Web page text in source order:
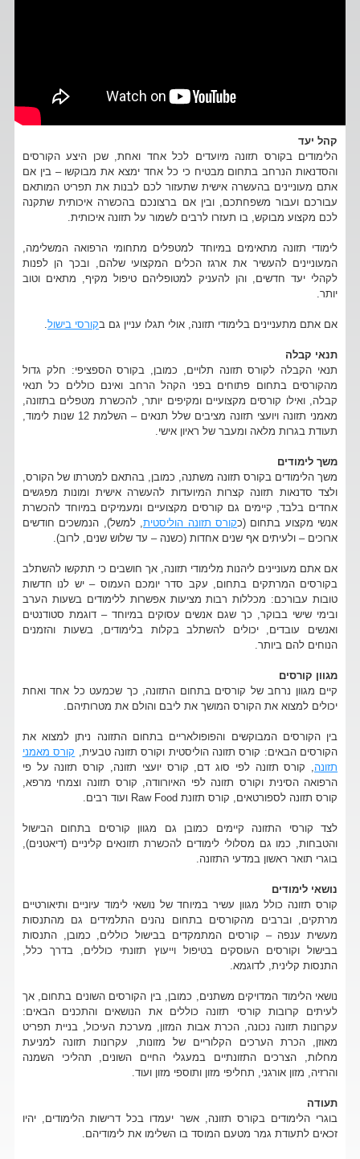
קהל יעד
הלימודים בקורס תזונה מיועדים לכל אחד ואחת, שכן היצע הקורסים
והסדנאות הנרחב בתחום מבטיח כי כל אחד ימצא את מבוקשו – בין אם
אתם מעוניינים בהעשרה אישית שתעזור לכם לבנות את תפריט המותאם
עבורכם ועבור משפחתכם, ובין אם ברצונכם בהכשרה איכותית שתקנה
לכם מקצוע מבוקש, בו תעזרו לרבים לשמור על תזונה איכותית.
לימודי תזונה מתאימים במיוחד למטפלים מתחומי הרפואה המשלימה,
המעוניינים להעשיר את ארגז הכלים המקצועי שלהם, ובכך הן לפנות
לקהלי יעד חדשים, והן להעניק למטופליהם טיפול מקיף, מתאים וטוב
יותר.
אם אתם מתעניינים בלימודי תזונה, אולי תגלו עניין גם בקורסי בישול.
תנאי קבלה
תנאי הקבלה לקורס תזונה תלויים, כמובן, בקורס הספציפי: חלק גדול
מהקורסים בתחום פתוחים בפני הקהל הרחב ואינם כוללים כל תנאי
קבלה, ואילו קורסים מקצועיים ומקיפים יותר, להכשרת מטפלים בתזונה,
מאמני תזונה ויועצי תזונה מציבים שלל תנאים – השלמת 12 שנות לימוד,
תעודת בגרות מלאה ומעבר של ראיון אישי.
משך לימודים
משך הלימודים בקורס תזונה משתנה, כמובן, בהתאם למטרתו של הקורס,
ולצד סדנאות תזונה קצרות המיועדות להעשרה אישית ומונות מפגשים
אחדים בלבד, קיימים גם קורסים מקצועיים ומעמיקים במיוחד להכשרת
אנשי מקצוע בתחום (כקורס תזונה הוליסטית, למשל), הנמשכים חודשים
ארוכים – ולעיתים אף שנים אחדות (כשנה – עד שלוש שנים, לרוב).
אם אתם מעוניינים ליהנות מלימודי תזונה, אך חושבים כי תתקשו להשתלב
בקורסים המרתקים בתחום, עקב סדר יומכם העמוס – יש לנו חדשות
טובות עבורכם: מכללות רבות מציעות אפשרות ללימודים בשעות הערב
ובימי שישי בבוקר, כך שגם אנשים עסוקים במיוחד – דוגמת סטודנטים
ואנשים עובדים, יכולים להשתלב בקלות בלימודים, בשעות והזמנים
הנוחים להם ביותר.
מגוון קורסים
קיים מגוון נרחב של קורסים בתחום התזונה, כך שכמעט כל אחד ואחת
יכולים למצוא את הקורס המושך את ליבם והולם את מטרותיהם.
בין הקורסים המבוקשים והפופולאריים בתחום התזונה ניתן למצוא את
הקורסים הבאים: קורס תזונה הוליסטית וקורס תזונה טבעית, קורס מאמני
תזונה , קורס תזונה לפי סוג דם, קורס יועצי תזונה, קורס תזונה על פי
הרפואה הסינית וקורס תזונה לפי האיורוודה, קורס תזונה וצמחי מרפא,
קורס תזונה לספורטאים, קורס תזונת Raw Food ועוד רבים.
לצד קורסי התזונה קיימים כמובן גם מגוון קורסים בתחום הבישול
והטבחות, כמו גם מסלולי לימודים להכשרת תזונאים קליניים (דיאטנים),
בוגרי תואר ראשון במדעי התזונה.
נושאי לימודים
קורס תזונה כולל מגוון עשיר במיוחד של נושאי לימוד עיוניים ותיאורטיים
מרתקים, וברבים מהקורסים בתחום נהנים התלמידים גם מהתנסות
מעשית ענפה – קורסים המתמקדים בבישול כוללים, כמובן, התנסות
בבישול וקורסים העוסקים בטיפול וייעוץ תזונתי כוללים, בדרך כלל,
התנסות קלינית, לדוגמא.
נושאי הלימוד המדויקים משתנים, כמובן, בין הקורסים השונים בתחום, אך
לעיתים קרובות קורסי תזונה כוללים את הנושאים והתכנים הבאים:
עקרונות תזונה נכונה, הכרת אבות המזון, מערכת העיכול, בניית תפריט
מאוזן, הכרת הערכים הקלוריים של מזונות, עקרונות תזונה למניעת
מחלות, הצרכים התזונתיים במעגלי החיים השונים, תהליכי השמנה
והרזיה, מזון אורגני, תחליפי מזון ותוספי מזון ועוד.
תעודה
בוגרי הלימודים בקורס תזונה, אשר יעמדו בכל דרישות הלימודים, יהיו
זכאים לתעודת גמר מטעם המוסד בו השלימו את לימודיהם.